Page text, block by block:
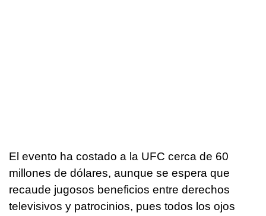
El evento ha costado a la UFC cerca de 60
millones de dólares, aunque se espera que
recaude jugosos beneficios entre derechos
televisivos y patrocinios, pues todos los ojos